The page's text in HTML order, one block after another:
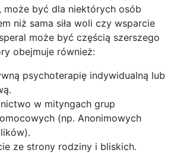
może być dla niektórych osób
niż sama siła woli czy wsparcie
może być częścią szerszego
obejmuje również:
psychoterapię indywidualną lub
w mityngach grup
(np. Anonimowych
ze strony rodziny i bliskich.